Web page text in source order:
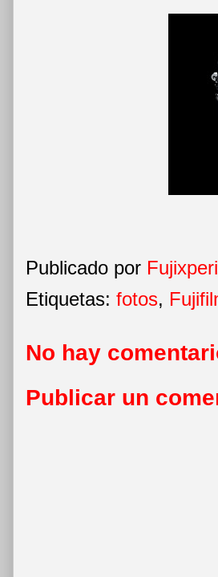
Publicado por
Etiquetas: fotos,
No hay
Publicar un